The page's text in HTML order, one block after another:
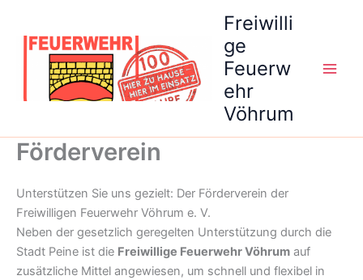
springen
Freiwilli
ge
Feuerw
ehr
Vöhrum
Förderverein
Unterstützen Sie uns gezielt: Der Förderverein der
Freiwilligen Feuerwehr Vöhrum e. V.
Neben der gesetzlich geregelten Unterstützung durch die
Stadt Peine ist die Freiwillige Feuerwehr Vöhrum auf
zusätzliche Mittel angewiesen, um schnell und flexibel in